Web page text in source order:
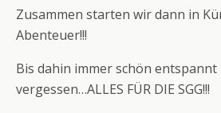
Zusammen starten wir dann in
Abenteuer!!!
Bis dahin immer schön
vergessen…ALLES FÜR DIE SGG!!!